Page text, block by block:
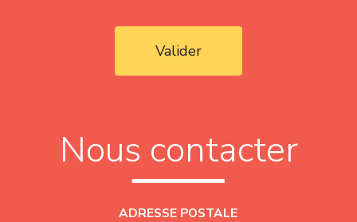
Valider
Nous contacter
ADRESSE POSTALE